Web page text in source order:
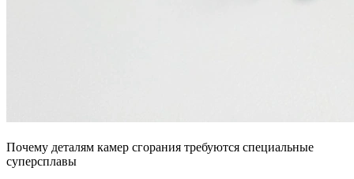
Почему деталям камер сгорания требуются специальные
суперсплавы